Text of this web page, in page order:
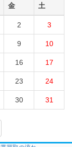
金 土
2 3
9 10
16 17
23 24
30 31